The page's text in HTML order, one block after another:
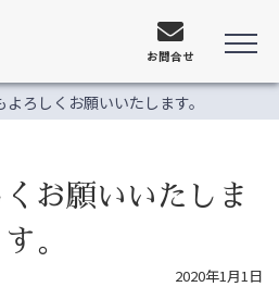
お問合せ
よろしくお願いいたします。
お願いいたしま
す。
2020年1月1日